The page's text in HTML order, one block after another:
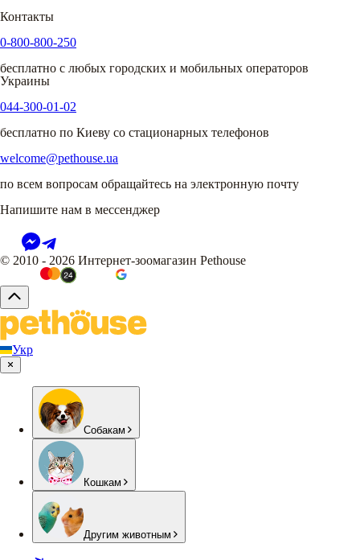
Контакты
0-800-800-250
бесплатно с любых городских и мобильных операторов
Украины
044-300-01-02
бесплатно по Киеву со стационарных телефонов
welcome@pethouse.ua
по всем вопросам обращайтесь на электронную почту
Напишите нам в мессенджер
© 2010 - 2026 Интернет-зоомагазин Pethouse
Укр
Собакам
Кошкам
Другим животным